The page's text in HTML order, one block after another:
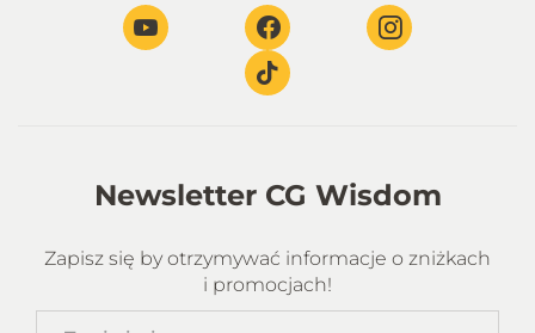
Newsletter CG Wisdom
Zapisz się by otrzymywać informacje o zniżkach
i promocjach!
Twoje